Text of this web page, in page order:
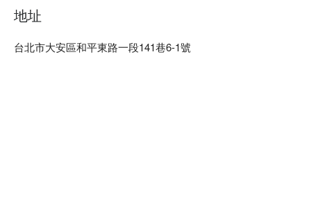
這些招牌元素如同點綴這場聚會的完美催化劑，讓人一秒切換
到微醺的美好時刻，昇華整體用餐體驗。
🤩 玩樂情報
地址
台北市大安區和平東路一段141巷6-1號